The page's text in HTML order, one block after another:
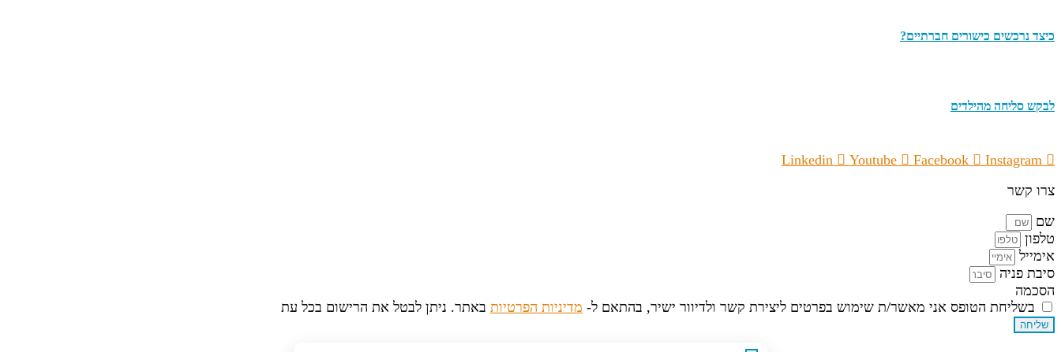
כיצד נרכשים כישורים חברתיים?
לבקש סליחה מהילדים
Linkedin Youtube Facebook
Instagram
צרו קשר
שם
טלפון
אימייל
סיבת פניה
הסכמה
בשליחת הטופס אני מאשר/ת שימוש בפרטים ליצירת קשר ולדיוור ישיר, בהתאם ל- מדיניות הפרטיות באתר. ניתן לבטל את הרישום בכל עת
שליחה